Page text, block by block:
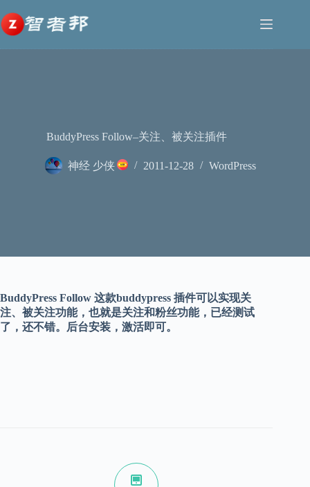
至
内
容
BuddyPress Follow–关注、被关注插件
神经 少侠 2011-12-28 WordPress
BuddyPress Follow 这款buddypress 插件可以实现关
注、被关注功能，也就是关注和粉丝功能，已经测试
了，还不错。后台安装，激活即可。